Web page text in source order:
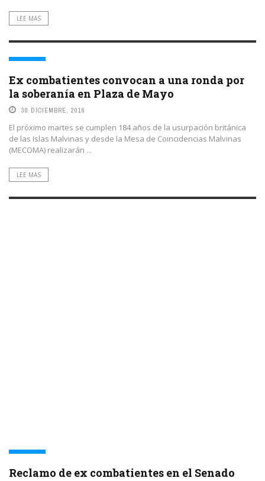
LEE MAS
Ex combatientes convocan a una ronda por
la soberanía en Plaza de Mayo
30 DICIEMBRE, 2016
El próximo martes se cumplen 184 años de la usurpación británica
de las Islas Malvinas y desde la Mesa de Coincidencias Malvinas
(MECOMA) realizarán ...
LEE MAS
Reclamo de ex combatientes en el Senado